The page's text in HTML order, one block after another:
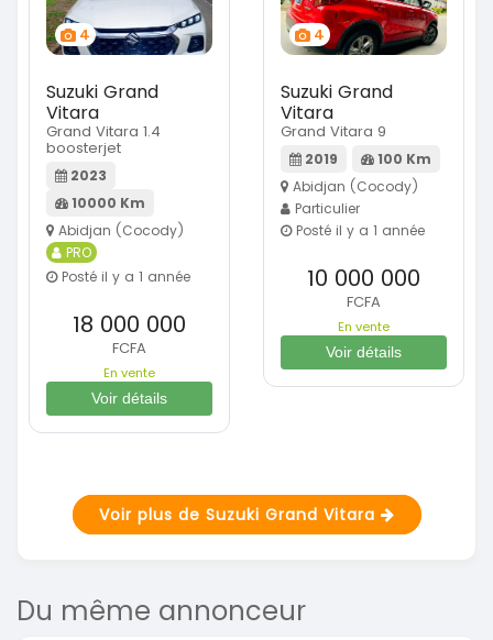
4
Suzuki Grand
Vitara
Grand Vitara 1.4
boosterjet
2023
10000 Km
Abidjan (Cocody)
PRO
Posté il y a 1 année
18 000 000
FCFA
En vente
Voir détails
4
Suzuki Grand
Vitara
Grand Vitara 9
2019
100 Km
Abidjan (Cocody)
Particulier
Posté il y a 1 année
10 000 000
FCFA
En vente
Voir détails
Voir plus de Suzuki Grand Vitara
Du même annonceur